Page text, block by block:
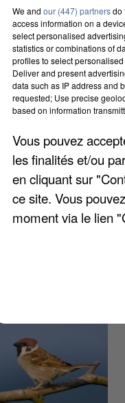
couple rompt,
sorte que les
et de
le
l'ARIPA
VUS
We and our (447) partnersdo
access information on a
select personalised
statistics or combinations of
profiles to select
Deliver and present
data such as IP address and
requested; Use precise
based on information
Vous pouvez
les finalités et/ou
en cliquant sur
ce site. Vous
moment via le lien